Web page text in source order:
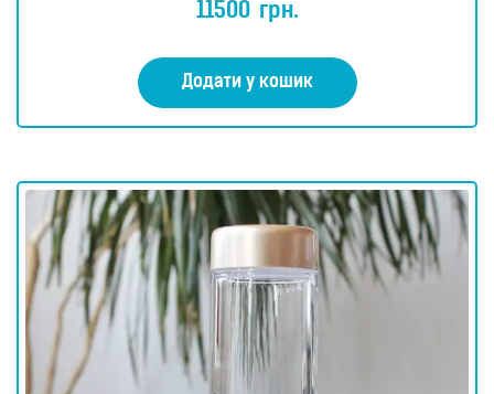
11500 грн.
Додати у кошик